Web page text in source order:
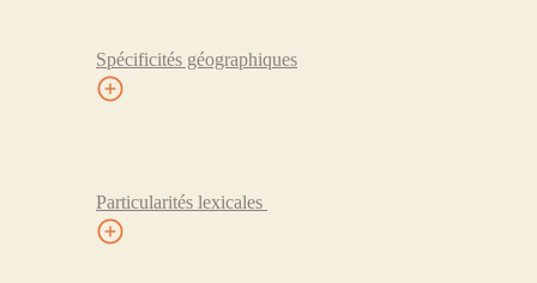
Spécificités géographiques
Particularités lexicales